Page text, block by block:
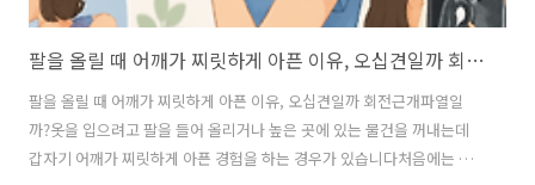
팔을 올릴 때 어깨가 찌릿하게 아픈 이유, 오십견일까 회전근개파열일까?
팔을 올릴 때 어깨가 찌릿하게 아픈 이유, 오십견일까 회전근개파열일
까?옷을 입으려고 팔을 들어 올리거나 높은 곳에 있는 물건을 꺼내는데
갑자기 어깨가 찌릿하게 아픈 경험을 하는 경우가 있습니다처음에는 잠